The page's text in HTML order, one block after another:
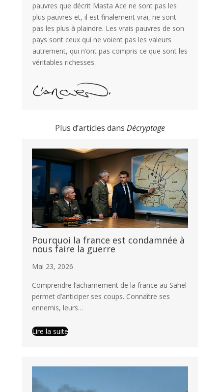
pauvres que décrit Masta Ace ne sont pas les
plus pauvres et, il est finalement vrai, ne sont
pas les plus à plaindre. Les vrais pauvres de son
pays sont ceux qui ne voient pas les valeurs
autrement, qui n’ont pas compris ce que sont les
véritables richesses.
Plus d’articles dans Décryptage
Pourquoi la france est condamnée à
nous faire la guerre
Mai 23, 2026
Comprendre l’acharnement de la france au Sahel
permet d’anticiper ses coups. Connaître ses
ennemis, leurs…
Lire la suite